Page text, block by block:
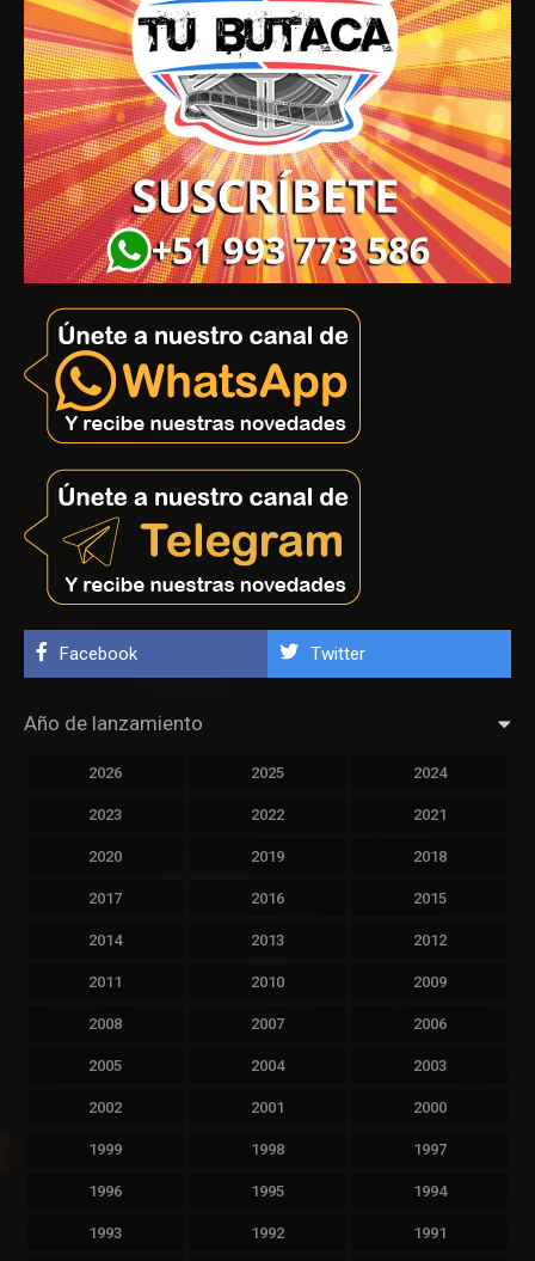
Facebook Twitter
Año de lanzamiento
2026 2025 2024
2023 2022 2021
2020 2019 2018
2017 2016 2015
2014 2013 2012
2011 2010 2009
2008 2007 2006
2005 2004 2003
2002 2001 2000
1999 1998 1997
1996 1995 1994
1993 1992 1991